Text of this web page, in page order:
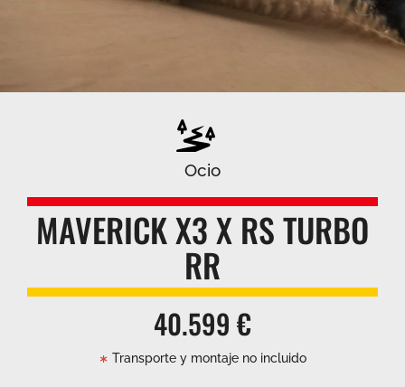
Ocio
MAVERICK X3 X RS TURBO
RR
40.599 €
Transporte y montaje no incluido